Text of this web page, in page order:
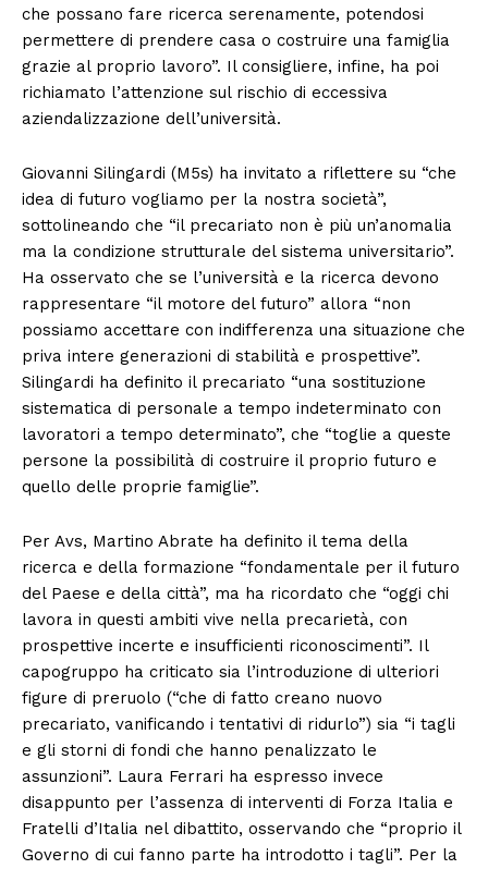
che possano fare ricerca serenamente, potendosi
permettere di prendere casa o costruire una famiglia
grazie al proprio lavoro”. Il consigliere, infine, ha poi
richiamato l’attenzione sul rischio di eccessiva
aziendalizzazione dell’università.
Giovanni Silingardi (M5s) ha invitato a riflettere su “che
idea di futuro vogliamo per la nostra società”,
sottolineando che “il precariato non è più un’anomalia
ma la condizione strutturale del sistema universitario”.
Ha osservato che se l’università e la ricerca devono
rappresentare “il motore del futuro” allora “non
possiamo accettare con indifferenza una situazione che
priva intere generazioni di stabilità e prospettive”.
Silingardi ha definito il precariato “una sostituzione
sistematica di personale a tempo indeterminato con
lavoratori a tempo determinato”, che “toglie a queste
persone la possibilità di costruire il proprio futuro e
quello delle proprie famiglie”.
Per Avs, Martino Abrate ha definito il tema della
ricerca e della formazione “fondamentale per il futuro
del Paese e della città”, ma ha ricordato che “oggi chi
lavora in questi ambiti vive nella precarietà, con
prospettive incerte e insufficienti riconoscimenti”. Il
capogruppo ha criticato sia l’introduzione di ulteriori
figure di preruolo (“che di fatto creano nuovo
precariato, vanificando i tentativi di ridurlo”) sia “i tagli
e gli storni di fondi che hanno penalizzato le
assunzioni”. Laura Ferrari ha espresso invece
disappunto per l’assenza di interventi di Forza Italia e
Fratelli d’Italia nel dibattito, osservando che “proprio il
Governo di cui fanno parte ha introdotto i tagli”. Per la